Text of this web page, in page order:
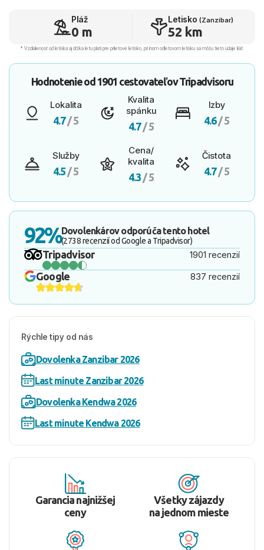
Pláž
0 m
Letisko (Zanzibar)
52 km
* Vzdialenosť od letiska aj dľžka letu platí pre príletové letisko, pri inom odletovom letisku sa môžu tieto údaje líšiť.
Hodnotenie od 1901 cestovateľovTripadvisoru
Lokalita
4.7/ 5
Kvalita
spánku
4.7/ 5
Izby
4.6/ 5
Služby
4.5 / 5
Cena/
kvalita
4.3 / 5
Čistota
4.7/ 5
92%Dovolenkárov odporúča tento hotel
(2738 recenzií od Google a Tripadvisor)
Tripadvisor 1901 recenzií
Google 837 recenzií
Rýchle tipy od nás
Dovolenka Zanzibar 2026
Last minute Zanzibar 2026
Dovolenka Kendwa 2026
Last minute Kendwa 2026
Garancia najnižšej
ceny
Všetky zájazdy
na jednom mieste